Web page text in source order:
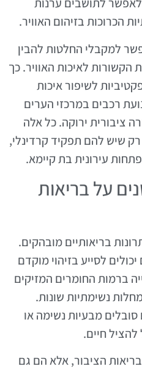
לתושבים ערנות
הכרוכות בזיהום האוויר.
למקבלי החלטות להבין
הקשורות לאיכות האוויר. כך
לשיפור איכות
רכבים במרכזי הערים
ציבורית ירוקה. כל אלה
שיש להם תפקיד קרדינלי,
עירונית בת קיימא.
על בריאות
בריאותיים מובהקים.
לסייע בזיהוי מוקדם
ברמות החומרים המזיקים
נשימתיות שונות.
מבעיות נשימה או
חיים.
הציבור, אלא הם גם